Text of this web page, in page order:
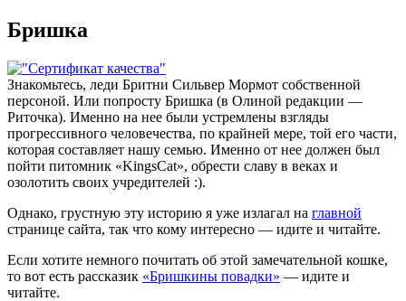
Бришка
Знакомьтесь, леди Бритни Сильвер Мормот собственной
персоной. Или попросту Бришка (в Олиной редакции —
Риточка). Именно на нее были устремлены взгляды
прогрессивного человечества, по крайней мере, той его части,
которая составляет нашу семью. Именно от нее должен был
пойти питомник «KingsCat», обрести славу в веках и
озолотить своих учредителей :).
Однако, грустную эту историю я уже излагал на главной
странице сайта, так что кому интересно — идите и читайте.
Если хотите немного почитать об этой замечательной кошке,
то вот есть рассказик «Бришкины повадки» — идите и
читайте.